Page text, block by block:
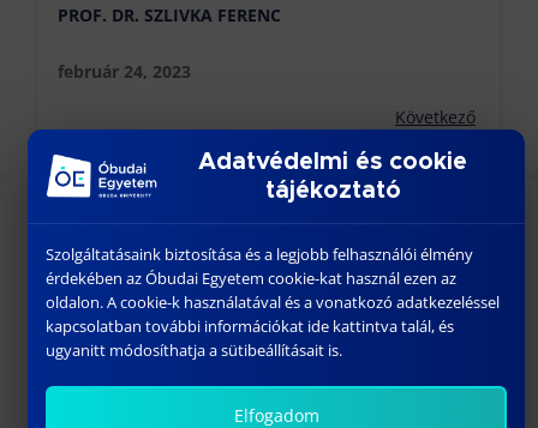
PROF. DR. SZLIVKA FERENC
február 24, 2023
Következő
KÖZELGŐ ESEMÉNYEK
AUG
26
18:00-23:30
BÁNKI GÓLYATALI 2026
1
szeptember 01
Welcome Fesztivál
Adatvédelmi és cookie
tájékoztató
Szolgáltatásaink biztosítása és a legjobb felhasználói élmény
érdekében az Óbudai Egyetem cookie-kat használ ezen az
oldalon. A cookie-k használatával és a vonatkozó adatkezeléssel
kapcsolatban további információkat ide kattintva talál, és
ugyanitt módosíthatja a sütibeállításait is.
Elfogadom